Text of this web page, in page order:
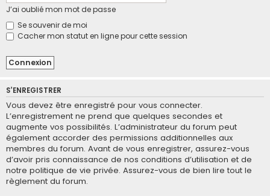
J’ai oublié mon mot de passe
Se souvenir de moi
Cacher mon statut en ligne pour cette session
S’ENREGISTRER
Vous devez être enregistré pour vous connecter.
L’enregistrement ne prend que quelques secondes et
augmente vos possibilités. L’administrateur du forum peut
également accorder des permissions additionnelles aux
membres du forum. Avant de vous enregistrer, assurez-vous
d’avoir pris connaissance de nos conditions d’utilisation et de
notre politique de vie privée. Assurez-vous de bien lire tout le
règlement du forum.